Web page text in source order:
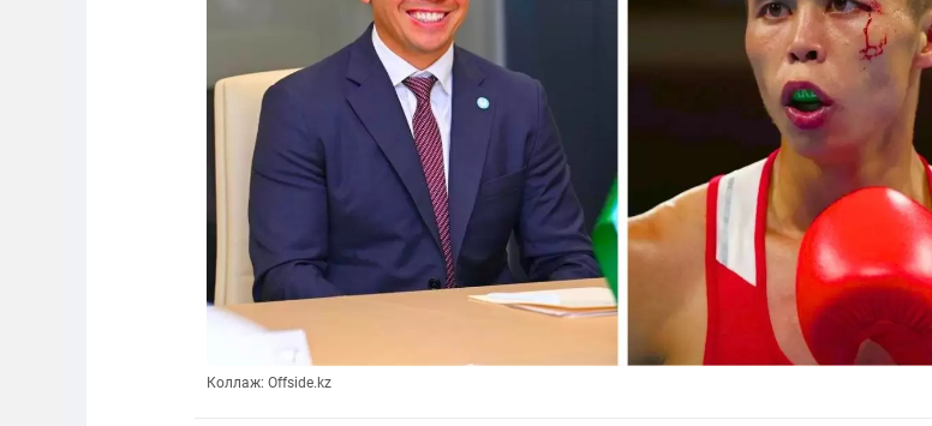
Коллаж: Offside.kz